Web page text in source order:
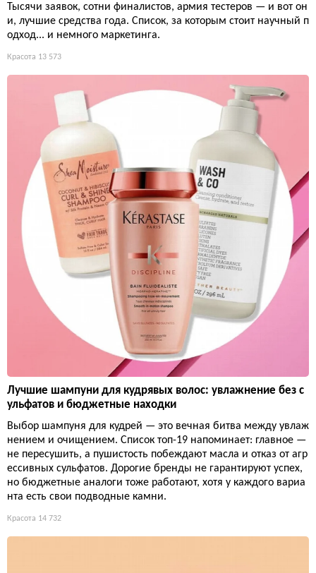
Тысячи заявок, сотни финалистов, армия тестеров — и вот он
и, лучшие средства года. Список, за которым стоит научный п
одход... и немного маркетинга.
Красота 13 573
Лучшие шампуни для кудрявых волос: увлажнение без с
ульфатов и бюджетные находки
Выбор шампуня для кудрей — это вечная битва между увлаж
нением и очищением. Список топ-19 напоминает: главное —
не пересушить, а пушистость побеждают масла и отказ от агр
ессивных сульфатов. Дорогие бренды не гарантируют успех,
но бюджетные аналоги тоже работают, хотя у каждого вариа
нта есть свои подводные камни.
Красота 14 732